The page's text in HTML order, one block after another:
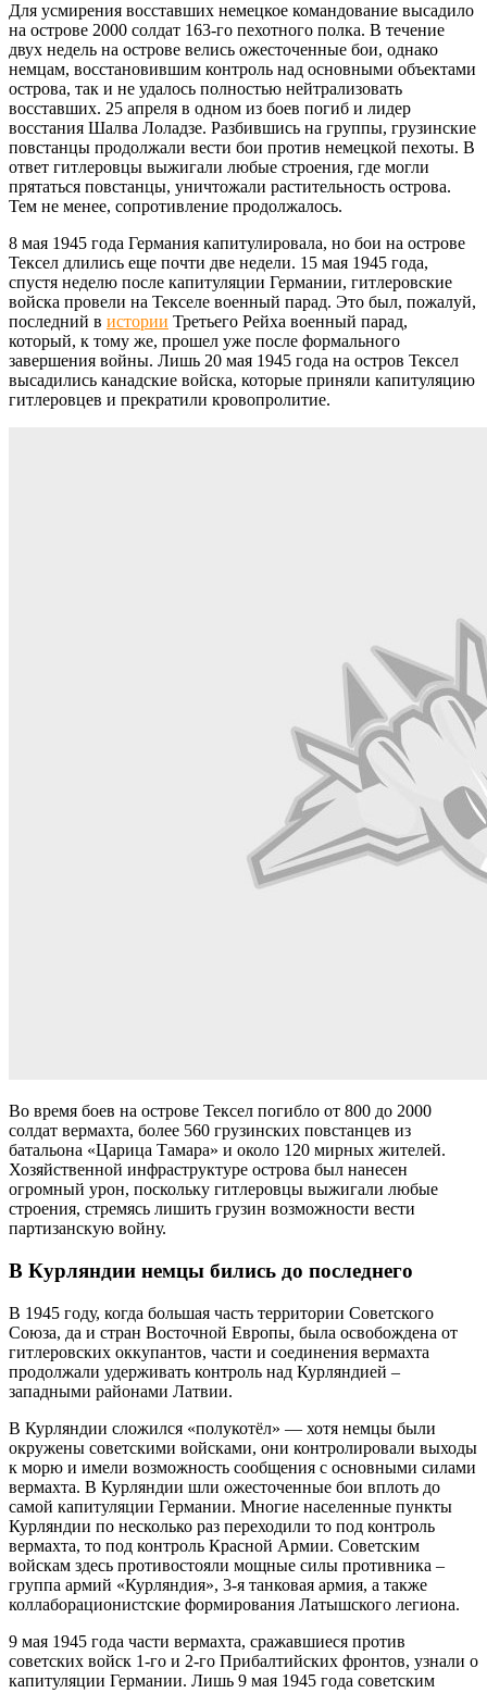
Для усмирения восставших немецкое командование высадило
на острове 2000 солдат 163-го пехотного полка. В течение
двух недель на острове велись ожесточенные бои, однако
немцам, восстановившим контроль над основными объектами
острова, так и не удалось полностью нейтрализовать
восставших. 25 апреля в одном из боев погиб и лидер
восстания Шалва Лоладзе. Разбившись на группы, грузинские
повстанцы продолжали вести бои против немецкой пехоты. В
ответ гитлеровцы выжигали любые строения, где могли
прятаться повстанцы, уничтожали растительность острова.
Тем не менее, сопротивление продолжалось.
8 мая 1945 года Германия капитулировала, но бои на острове
Тексел длились еще почти две недели. 15 мая 1945 года,
спустя неделю после капитуляции Германии, гитлеровские
войска провели на Текселе военный парад. Это был, пожалуй,
последний в истории Третьего Рейха военный парад,
который, к тому же, прошел уже после формального
завершения войны. Лишь 20 мая 1945 года на остров Тексел
высадились канадские войска, которые приняли капитуляцию
гитлеровцев и прекратили кровопролитие.
Во время боев на острове Тексел погибло от 800 до 2000
солдат вермахта, более 560 грузинских повстанцев из
батальона «Царица Тамара» и около 120 мирных жителей.
Хозяйственной инфраструктуре острова был нанесен
огромный урон, поскольку гитлеровцы выжигали любые
строения, стремясь лишить грузин возможности вести
партизанскую войну.
В Курляндии немцы бились до последнего
В 1945 году, когда большая часть территории Советского
Союза, да и стран Восточной Европы, была освобождена от
гитлеровских оккупантов, части и соединения вермахта
продолжали удерживать контроль над Курляндией –
западными районами Латвии.
В Курляндии сложился «полукотёл» — хотя немцы были
окружены советскими войсками, они контролировали выходы
к морю и имели возможность сообщения с основными силами
вермахта. В Курляндии шли ожесточенные бои вплоть до
самой капитуляции Германии. Многие населенные пункты
Курляндии по несколько раз переходили то под контроль
вермахта, то под контроль Красной Армии. Советским
войскам здесь противостояли мощные силы противника –
группа армий «Курляндия», 3-я танковая армия, а также
коллаборационистские формирования Латышского легиона.
9 мая 1945 года части вермахта, сражавшиеся против
советских войск 1-го и 2-го Прибалтийских фронтов, узнали о
капитуляции Германии. Лишь 9 мая 1945 года советским